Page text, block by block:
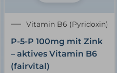
Vitamin B6 (Pyridoxin)
P-5-P 100mg mit Zink
– aktives Vitamin B6
(fairvital)